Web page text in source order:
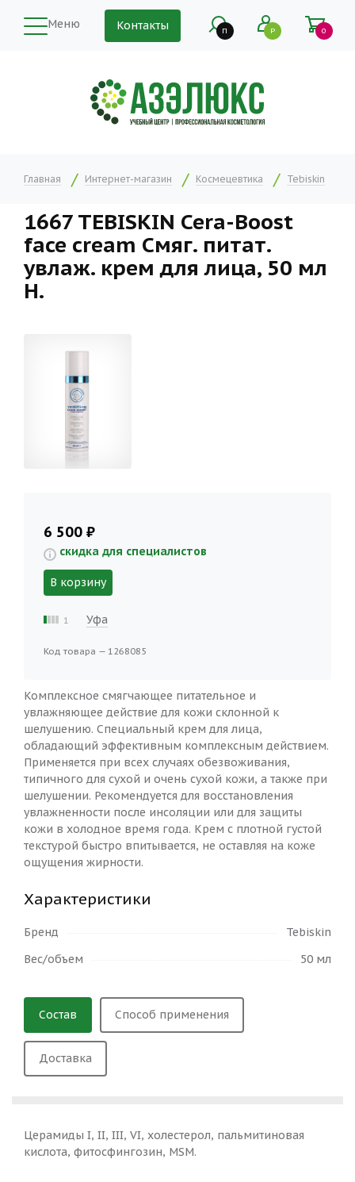
Меню Контакты П Р 0
Главная Интернет-магазин Космецевтика Tebiskin
1667 TEBISKIN Cera-Boost
face cream Смяг. питат.
увлаж. крем для лица, 50 мл
Н.
Комплексное смягчающее питательное и
увлажняющее действие для кожи склонной к
шелушению. Специальный крем для лица,
обладающий эффективным комплексным действием.
Применяется при всех случаях обезвоживания,
типичного для сухой и очень сухой кожи, а также при
шелушении. Рекомендуется для восстановления
увлажненности после инсоляции или для защиты
кожи в холодное время года. Крем с плотной густой
текстурой быстро впитывается, не оставляя на коже
ощущения жирности.
Характеристики
Бренд
Tebiskin
Вес/объем
50 мл
6 500 ₽
скидка для специалистов
В корзину
1 Уфа
Код товара — 1268085
Состав Способ применения
Доставка
Церамиды I, II, III, VI, холестерол, пальмитиновая
кислота, фитосфингозин, MSM.